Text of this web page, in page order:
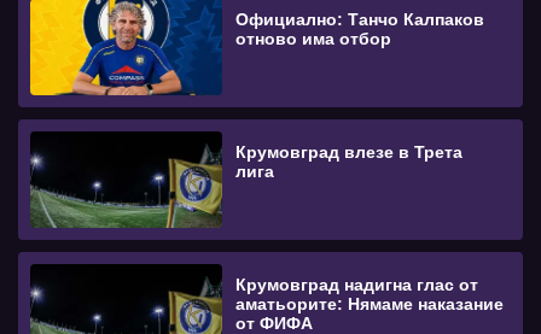
Официално: Танчо Калпаков
отново има отбор
Крумовград влезе в Трета
лига
Крумовград надигна глас от
аматьорите: Нямаме наказание
от ФИФА